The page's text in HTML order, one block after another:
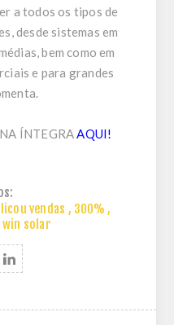
a todos os tipos de
desde sistemas em
bem como em
e para grandes
ÍNTEGRAAQUI!
vendas , 300% ,
win solar